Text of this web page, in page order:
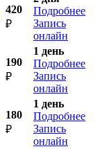
420
₽
Подробнее
Запись
онлайн
190
₽
1 день
Подробнее
Запись
онлайн
180
₽
1 день
Подробнее
Запись
онлайн